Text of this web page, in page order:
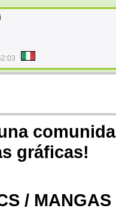
gráficas!
/